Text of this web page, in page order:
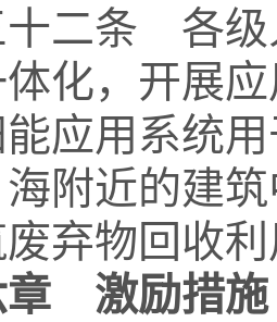
条 各级人
化，开展
应用系统
附近的建
弃物回收
章 激励措施